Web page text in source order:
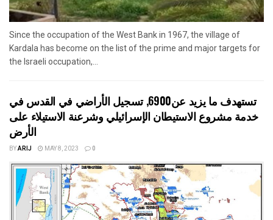
Since the occupation of the West Bank in 1967, the village of
Kardala has become on the list of the prime and major targets for
the Israeli occupation,...
تستهدف ما يزيد عن6900, تسجيل الأراضي في القدس في
خدمة مشروع الاستيطان الإسرائيلي وشرعنة الاستيلاء على
الأرض
BYARIJ MAY 8, 2023 0